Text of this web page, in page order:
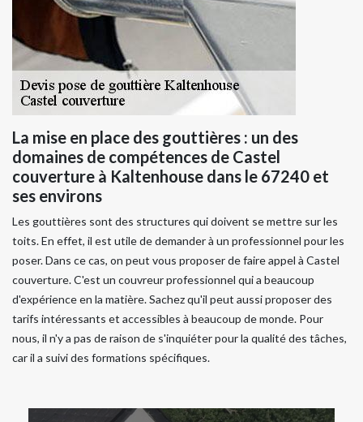
La mise en place des gouttières : un des
domaines de compétences de Castel
couverture à Kaltenhouse dans le 67240 et
ses environs
Les gouttières sont des structures qui doivent se mettre sur les
toits. En effet, il est utile de demander à un professionnel pour les
poser. Dans ce cas, on peut vous proposer de faire appel à Castel
couverture. C'est un couvreur professionnel qui a beaucoup
d'expérience en la matière. Sachez qu'il peut aussi proposer des
tarifs intéressants et accessibles à beaucoup de monde. Pour
nous, il n'y a pas de raison de s'inquiéter pour la qualité des tâches,
car il a suivi des formations spécifiques.